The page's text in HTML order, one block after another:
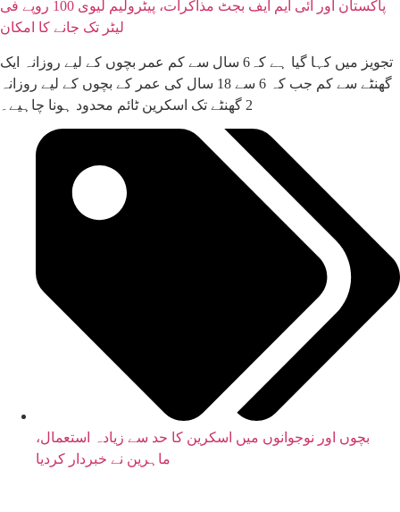
پاکستان اور آئی ایم ایف بجٹ مذاکرات، پیٹرولیم لیوی 100 روپے فی
لیٹر تک جانے کا امکان
تجویز میں کہا گیا ہے کہ6 سال سے کم عمر بچوں کے لیے روزانہ ایک
گھنٹے سے کم جب کہ 6 سے 18 سال کی عمر کے بچوں کے لیے روزانہ
2 گھنٹے تک اسکرین ٹائم محدود ہونا چاہیے۔
بچوں اور نوجوانوں میں اسکرین کا حد سے زیادہ استعمال،
ماہرین نے خبردار کردیا